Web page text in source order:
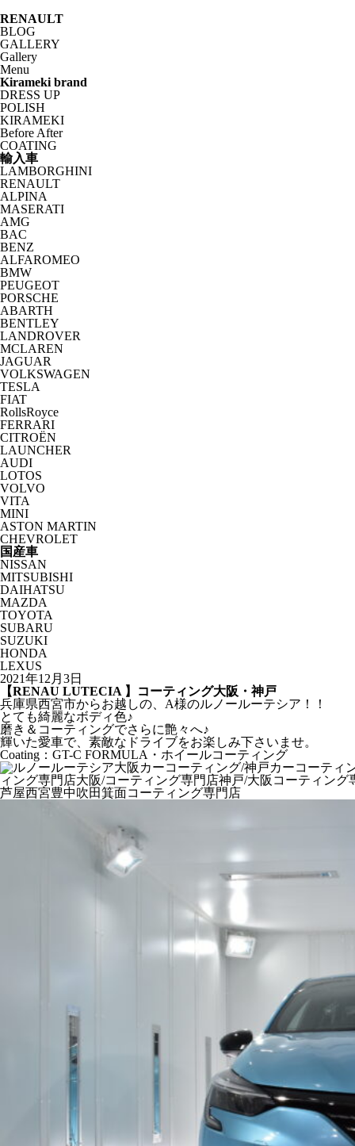
RENAULT
BLOG
GALLERY
Gallery
Menu
Kirameki brand
DRESS UP
POLISH
KIRAMEKI
Before After
COATING
輸入車
LAMBORGHINI
RENAULT
ALPINA
MASERATI
AMG
BAC
BENZ
ALFAROMEO
BMW
PEUGEOT
PORSCHE
ABARTH
BENTLEY
LANDROVER
MCLAREN
JAGUAR
VOLKSWAGEN
TESLA
FIAT
RollsRoyce
FERRARI
CITROËN
LAUNCHER
AUDI
LOTOS
VOLVO
VITA
MINI
ASTON MARTIN
CHEVROLET
国産車
NISSAN
MITSUBISHI
DAIHATSU
MAZDA
TOYOTA
SUBARU
SUZUKI
HONDA
LEXUS
2021年12月3日
【RENAU LUTECIA 】コーティング大阪・神戸
兵庫県西宮市からお越しの、A様のルノールーテシア！！
とても綺麗なボディ色♪
磨き＆コーティングでさらに艶々へ♪
輝いた愛車で、素敵なドライブをお楽しみ下さいませ。
Coating：GT-C FORMULA・ホイールコーティング